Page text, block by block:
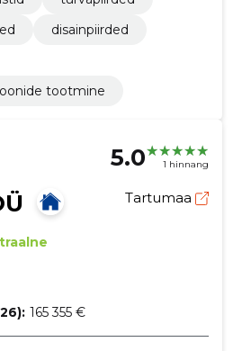
disainpiirded
tootmine
5.0 1 hinnang
Tartumaa
165 355 €